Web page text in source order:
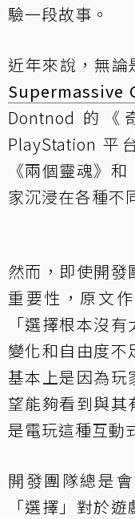
驗一段故事。
近年來說，無論
Supermassive
Dontnod 的
PlayStation 平
《兩個靈魂》和
家沉浸在各種不
然而，即使開發
重要性，原文
「選擇根本沒
變化和自由度不
基本上是因為玩
望能夠看到與其
是電玩這種互動
開發團隊總是
「選擇」對於